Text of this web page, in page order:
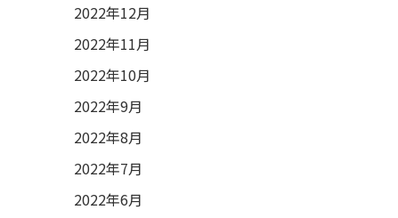
2022年12月
2022年11月
2022年10月
2022年9月
2022年8月
2022年7月
2022年6月